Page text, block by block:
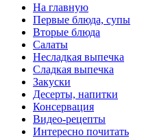
На главную
Первые блюда, супы
Вторые блюда
Салаты
Несладкая выпечка
Сладкая выпечка
Закуски
Десерты, напитки
Консервация
Видео-рецепты
Интересно почитать